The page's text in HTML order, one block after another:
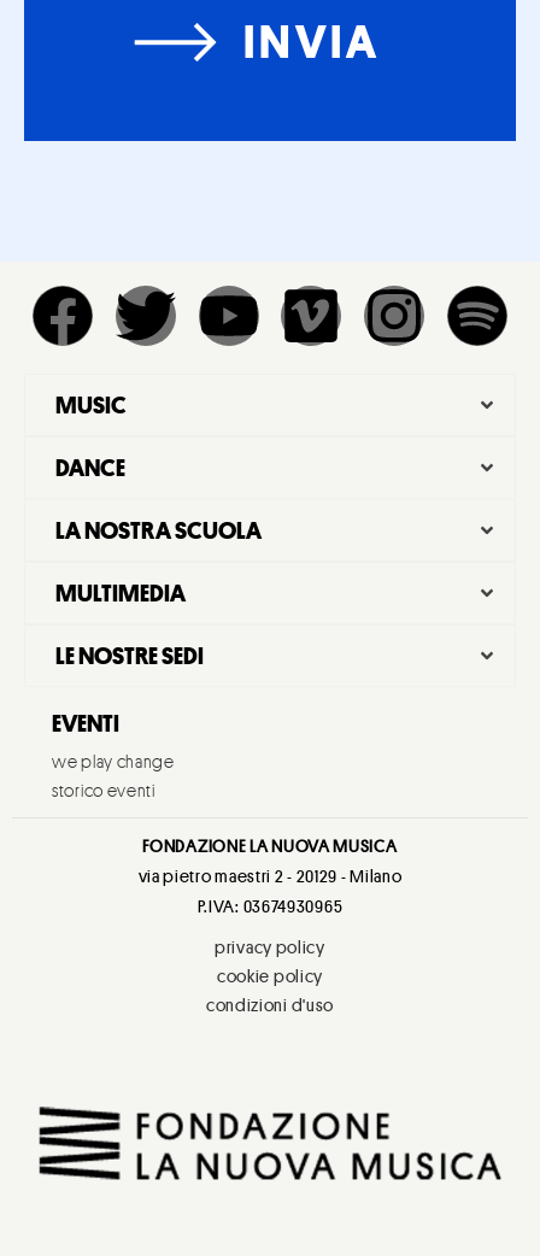
MUSIC
DANCE
LA NOSTRA SCUOLA
MULTIMEDIA
LE NOSTRE SEDI
EVENTI
we play change
storico eventi
FONDAZIONE LA NUOVA MUSICA
via pietro maestri 2 - 20129 - Milano
P.IVA: 03674930965
privacy policy
cookie policy
condizioni d'uso